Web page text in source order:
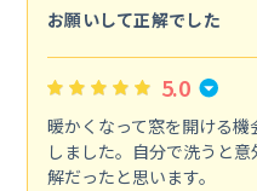
お願いして正解でした
5.0
暖かくなって窓を開ける
しました。自分で洗うと
解だったと思います。